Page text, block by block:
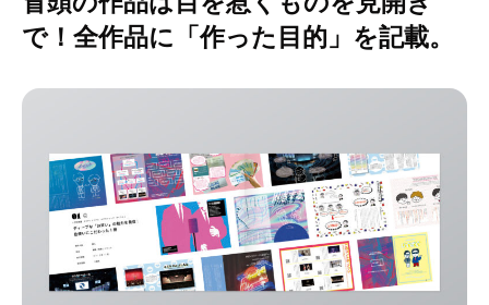
で！全作品に「作った目的」を記載。